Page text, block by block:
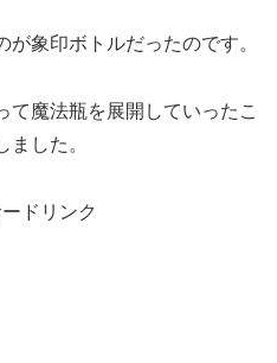
象印ボトルだったのです。
て魔法瓶を展開していったこ
ました。
ドリンク